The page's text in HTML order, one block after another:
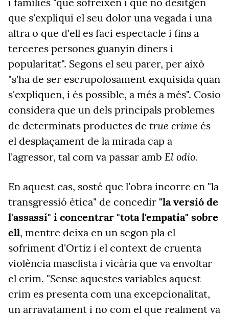
que s'expliqui el seu dolor una vegada i una
altra o que d'ell es faci espectacle i fins a
terceres persones guanyin diners i
popularitat". Segons el seu parer, per això
"s'ha de ser escrupolosament exquisida quan
s'expliquen, i és possible, a més a més". Cosio
considera que un dels principals problemes
de determinats productes de true crime és
el desplaçament de la mirada cap a
l'agressor, tal com va passar amb El odio.
En aquest cas, sosté que l'obra incorre en "la
transgressió ètica" de concedir "la versió de
l'assassí" i concentrar "tota l'empatia" sobre
ell, mentre deixa en un segon pla el
sofriment d'Ortiz i el context de cruenta
violència masclista i vicària que va envoltar
el crim. "Sense aquestes variables aquest
crim es presenta com una excepcionalitat,
un arravatament i no com el que realment va